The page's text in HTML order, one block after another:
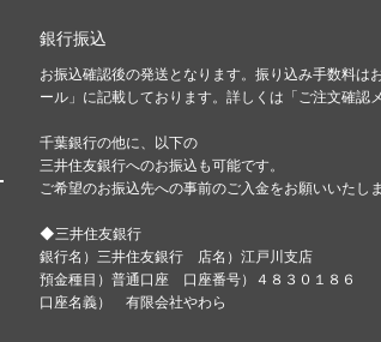
銀行振込
お振込確認後の発送となります。振り込み手数料は
ール」に記載しております。詳しくは「ご注文確認
千葉銀行の他に、以下の
三井住友銀行へのお振込も可能です。
ご希望のお振込先への事前のご入金をお願いいたしま
◆三井住友銀行
銀行名）三井住友銀行 店名）江戸川支店
預金種目）普通口座 口座番号）４８３０１８６
口座名義） 有限会社やわら